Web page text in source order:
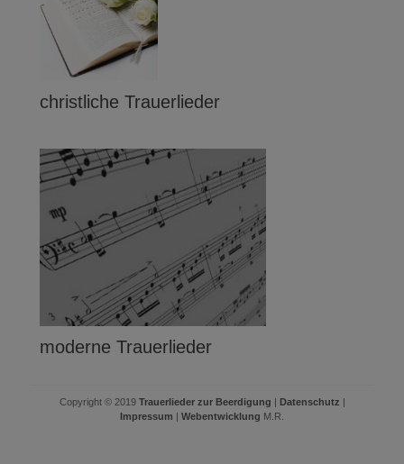
christliche Trauerlieder
moderne Trauerlieder
Copyright © 2019 Trauerlieder zur Beerdigung | Datenschutz |
Impressum | Webentwicklung M.R.